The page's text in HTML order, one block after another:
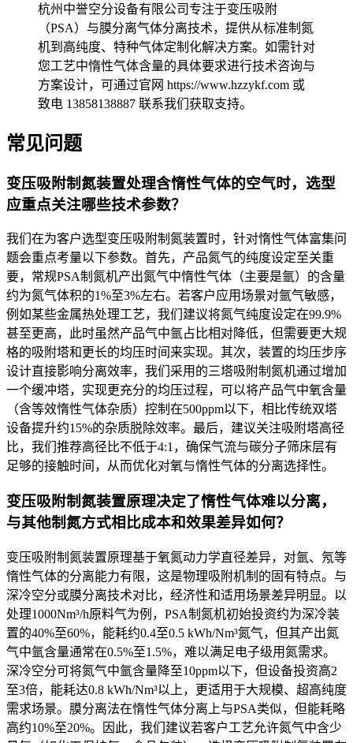
杭州中誉空分设备有限公司专注于变压吸附
（PSA）与膜分离气体分离技术，提供从标准制氮
机到高纯度、特种气体定制化解决方案。如需针对
您工艺中惰性气体含量的具体要求进行技术咨询与
方案设计，可通过官网 https://www.hzzykf.com 或
致电 13858138887 联系我们获取支持。
常见问题
变压吸附制氮装置处理含惰性气体的空气时，选型
应重点关注哪些技术参数？
我们在为客户选型变压吸附制氮装置时，针对惰性气体富集问
题会重点考量以下参数。首先，产品氮气的纯度设定至关重
要，常规PSA制氮机产出氮气中惰性气体（主要是氩）的含量
约为氮气体积的1%至3%左右。若客户应用场景对氩气敏感，
例如某些金属热处理工艺，我们建议将氮气纯度设定在99.9%
甚至更高，此时虽然产品气中氩占比相对降低，但需要更大规
格的吸附塔和更长的均压时间来实现。其次，装置的均压步序
设计直接影响分离效率，我们采用的三塔吸附制氮机通过增加
一个缓冲塔，实现更充分的均压过程，可以将产品气中氧含量
（含等效惰性气体杂质）控制在500ppm以下，相比传统双塔
设备提升约15%的杂质脱除效率。最后，建议关注吸附塔高径
比，我们推荐高径比不低于4:1，确保气流与碳分子筛床层有
足够的接触时间，从而优化对氧与惰性气体的分离选择性。
变压吸附制氮装置原理决定了惰性气体难以分离，
与其他制氮方式相比成本和效果差异如何？
变压吸附制氮装置原理基于氧氮动力学直径差异，对氩、氖等
惰性气体的分离能力有限，这是物理吸附机制的固有特点。与
深冷空分或膜分离技术对比，经济性和适用场景差异明显。以
处理1000Nm³/h原料气为例，PSA制氮机初始投资约为深冷装
置的40%至60%，能耗约0.4至0.5 kWh/Nm³氮气，但其产出氮
气中氩含量通常在0.5%至1.5%，难以满足电子级用氮需求。
深冷空分可将氮气中氩含量降至10ppm以下，但设备投资高2
至3倍，能耗达0.8 kWh/Nm³以上，更适用于大规模、超高纯度
需求场景。膜分离法在惰性气体分离上与PSA类似，但能耗略
高约10%至20%。因此，我们建议若客户工艺允许氮气中含少